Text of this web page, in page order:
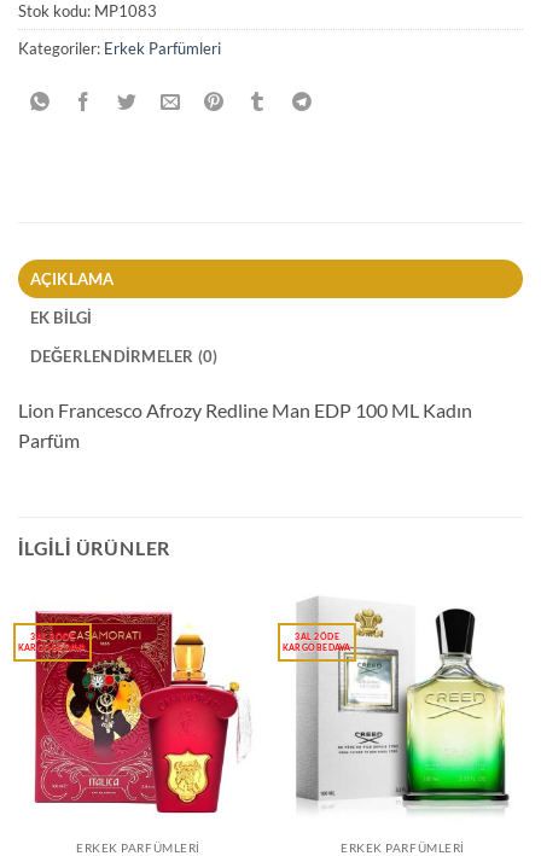
Stok kodu: MP1083
Kategoriler: Erkek Parfümleri
AÇIKLAMA
EK BILGI
DEĞERLENDIRMELER (0)
Lion Francesco Afrozy Redline Man EDP 100 ML Kadın
Parfüm
İLGILI ÜRÜNLER
ERKEK PARFÜMLERI ERKEK PARFÜMLERI